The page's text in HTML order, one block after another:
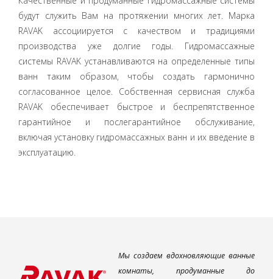
будут служить Вам на протяжении многих лет. Марка
RAVAK ассоциируется с качеством и традициями
производства уже долгие годы. Гидромассажные
системы RAVAK устанавливаются на определенные типы
ванн таким образом, чтобы создать гармонично
согласованное целое. Собственная сервисная служба
RAVAK обеспечивает быстрое и беспрепятственное
гарантийное и послегарантийное обслуживание,
включая установку гидромассажных ванн и их введение в
эксплуатацию.
Мы создаем вдохновляющие ванные
комнаты, продуманные до